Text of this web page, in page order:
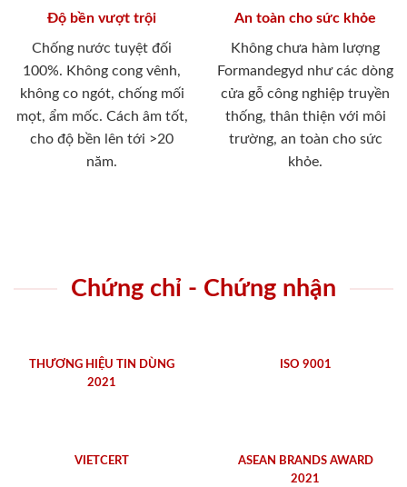
Độ bền vượt trội
Chống nước tuyệt đối
100%. Không cong vênh,
không co ngót, chống mối
mọt, ẩm mốc. Cách âm tốt,
cho độ bền lên tới >20
năm.
An toàn cho sức khỏe
Không chưa hàm lượng
Formandegyd như các dòng
cửa gỗ công nghiệp truyền
thống, thân thiện với môi
trường, an toàn cho sức
khỏe.
Chứng chỉ - Chứng nhận
THƯƠNG HIỆU TIN DÙNG
2021
ISO 9001
VIETCERT
ASEAN BRANDS AWARD
2021